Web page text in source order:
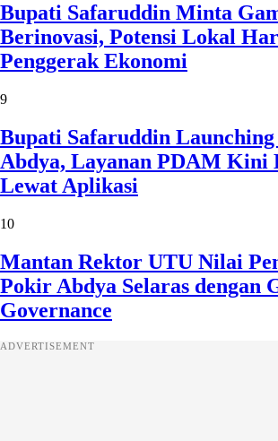
Bupati Safaruddin Minta
Berinovasi, Potensi Lokal
Penggerak Ekonomi
9
Bupati Safaruddin
Abdya, Layanan PDAM Kini
Lewat Aplikasi
10
Mantan Rektor UTU Nilai
Pokir Abdya Selaras dengan
Governance
ADVERTISEMENT